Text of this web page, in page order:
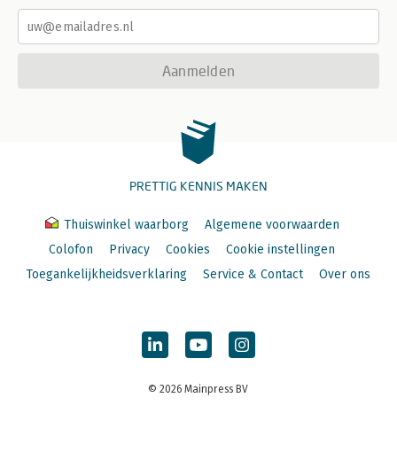
Aanmelden
PRETTIG KENNIS MAKEN
Thuiswinkel waarborg
Algemene voorwaarden
Colofon
Privacy Cookies
Cookie instellingen
Toegankelijkheidsverklaring
Service & Contact Over ons
© 2026 Mainpress BV